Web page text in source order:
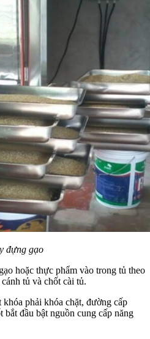
đựng gạo
hoặc thực phẩm vào trong tủ theo
tủ và chốt cài tủ.
phải khóa chặt, đường cấp
bắt đầu bật nguồn cung cấp năng